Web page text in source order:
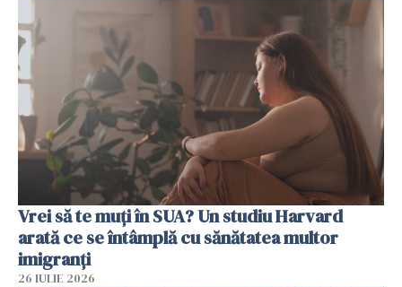
Vrei să te muți în SUA? Un studiu Harvard
arată ce se întâmplă cu sănătatea multor
imigranți
26 IULIE 2026